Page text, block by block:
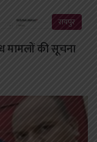
रायपुर
मामलों की सूचना